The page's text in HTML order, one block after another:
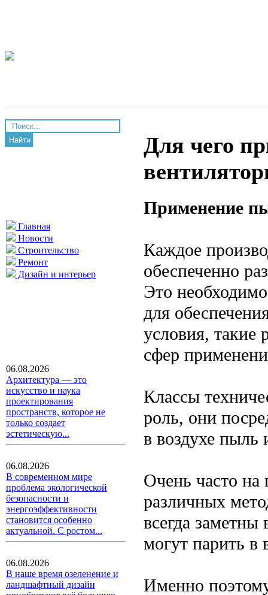
Найти
Главная
Новости
Строительство
Ремонт
Дизайн и интерьер
06.08.2026
Архитектура — это
искусство и наука
проектирования
пространств, которое не
только создает
эстетическую...
06.08.2026
В современном мире
проблема экологической
безопасности и
энергоэффективности
становится особенно
актуальной. С ростом...
06.08.2026
В наше время озеленение и
ландшафтный дизайн
Для чего
Применение
Каждое
обеспеченно
Это
для
условия, такие
сфер
Классы
роль, они
в воздухе пыль
Очень часто на
различных
всегда заметны
могут парить в
Именно